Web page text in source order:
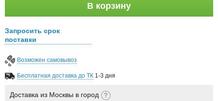
В корзину
Запросить срок
поставки
Возможен самовывоз
Бесплатная доставка до ТК 1-3 дня
Доставка из Москвы в город